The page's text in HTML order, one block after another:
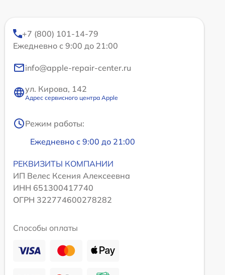
+7 (800) 101-14-79
Ежедневно с 9:00 до 21:00
info@apple-repair-center.ru
ул. Кирова, 142
Адрес сервисного центра Apple
Режим работы:
Ежедневно с 9:00 до 21:00
РЕКВИЗИТЫ КОМПАНИИ
ИП Велес Ксения Алексеевна
ИНН 651300417740
ОГРН 322774600278282
Способы оплаты